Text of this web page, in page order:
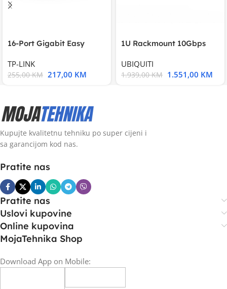
16-Port Gigabit Easy
TP-LINK
255,00KM 217,00 KM
1U Rackmount 10Gbps
UBIQUITI
1.939,00KM 1.551,00 KM
Kupujte kvalitetnu tehniku po super cijeni i
sa garancijom kod nas.
Pratite nas
Pratite nas
Uslovi kupovine
Online kupovina
MojaTehnika Shop
Download App on Mobile: